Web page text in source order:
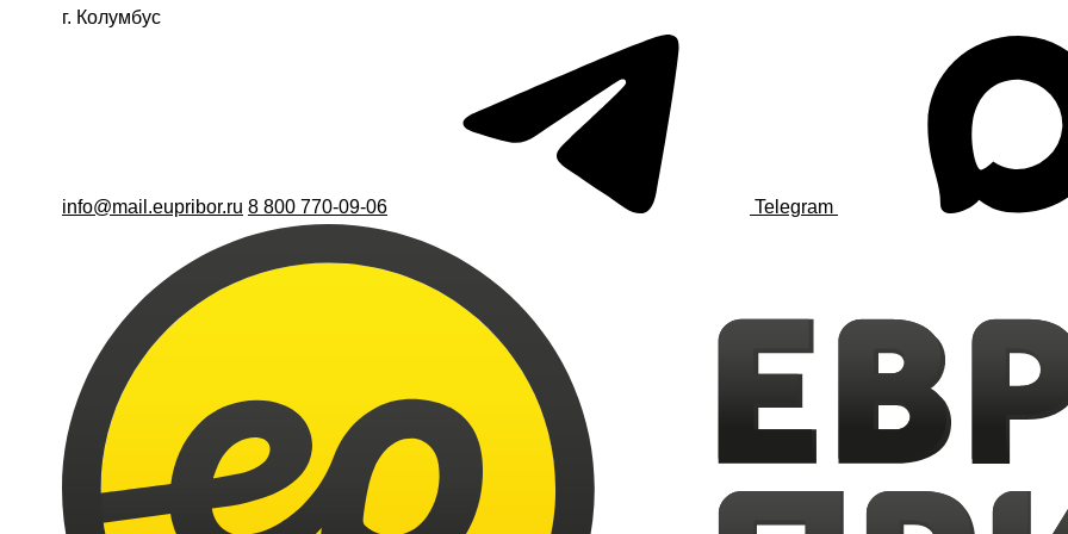
г. Колумбус
info@mail.eupribor.ru 8 800 770-09-06 Telegram